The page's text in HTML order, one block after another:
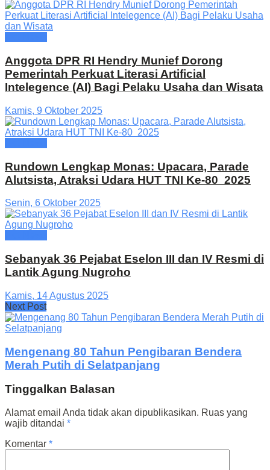
Anggota DPR RI Hendry Munief Dorong
Pemerintah Perkuat Literasi Artificial
Intelegence (AI) Bagi Pelaku Usaha dan Wisata
Kamis, 9 Oktober 2025
Rundown Lengkap Monas: Upacara, Parade
Alutsista, Atraksi Udara HUT TNI Ke-80 2025
Senin, 6 Oktober 2025
Sebanyak 36 Pejabat Eselon III dan IV Resmi di
Lantik Agung Nugroho
Kamis, 14 Agustus 2025
Next Post
Mengenang 80 Tahun Pengibaran Bendera
Merah Putih di Selatpanjang
Tinggalkan Balasan
Alamat email Anda tidak akan dipublikasikan. Ruas yang
wajib ditandai *
Komentar *